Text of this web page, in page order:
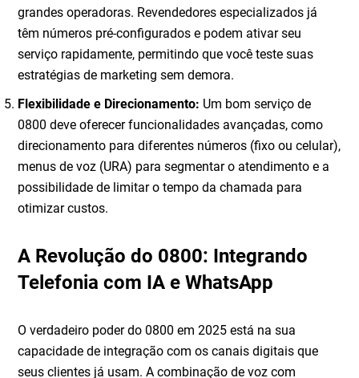
grandes operadoras. Revendedores especializados já
têm números pré-configurados e podem ativar seu
serviço rapidamente, permitindo que você teste suas
estratégias de marketing sem demora.
Flexibilidade e Direcionamento: Um bom serviço de
0800 deve oferecer funcionalidades avançadas, como
direcionamento para diferentes números (fixo ou celular),
menus de voz (URA) para segmentar o atendimento e a
possibilidade de limitar o tempo da chamada para
otimizar custos.
A Revolução do 0800: Integrando
Telefonia com IA e WhatsApp
O verdadeiro poder do 0800 em 2025 está na sua
capacidade de integração com os canais digitais que
seus clientes já usam. A combinação de voz com